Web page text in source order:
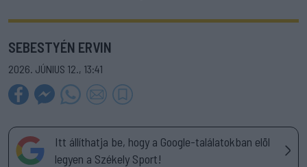
SEBESTYÉN ERVIN
2026. JÚNIUS 12., 13:41
Itt állíthatja be, hogy a Google-találatokban elöl
legyen a Székely Sport!